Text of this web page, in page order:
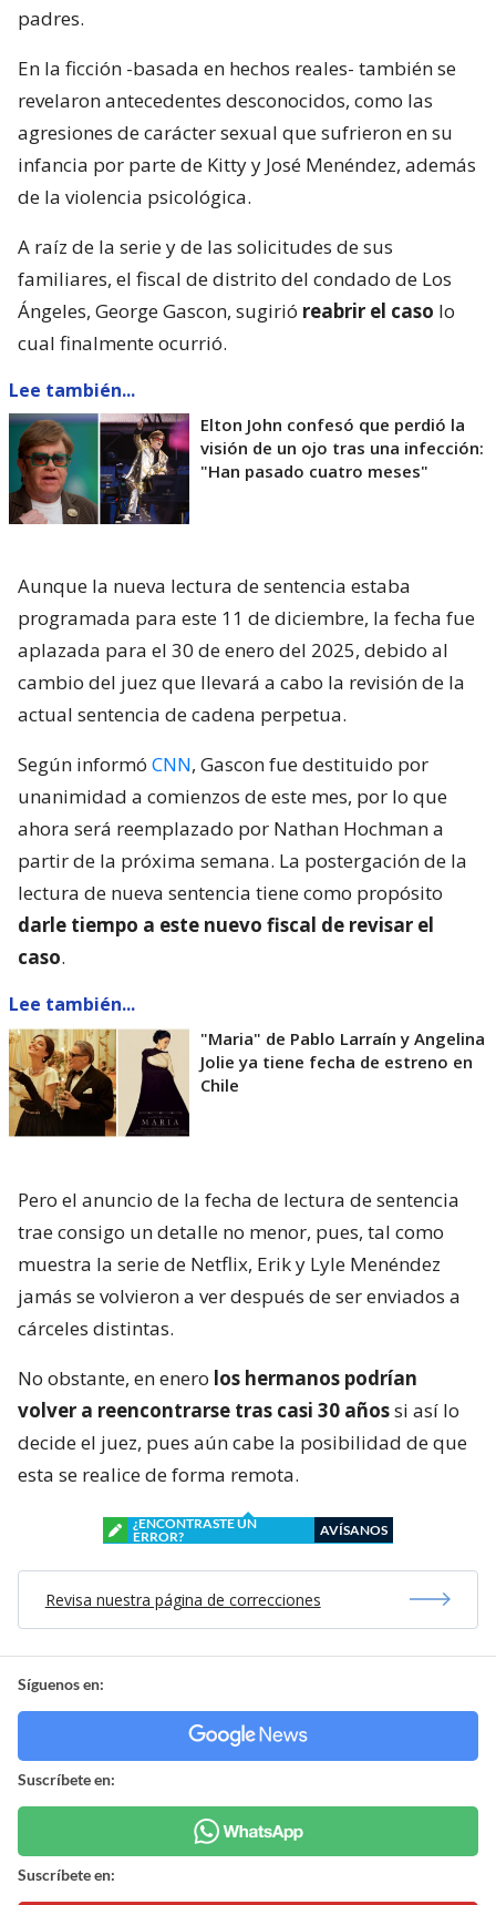
padres.
En la ficción -basada en hechos reales- también se
revelaron antecedentes desconocidos, como las
agresiones de carácter sexual que sufrieron en su
infancia por parte de Kitty y José Menéndez, además
de la violencia psicológica.
A raíz de la serie y de las solicitudes de sus
familiares, el fiscal de distrito del condado de Los
Ángeles, George Gascon, sugirió reabrir el caso lo
cual finalmente ocurrió.
Lee también...
Elton John confesó que perdió la
visión de un ojo tras una infección:
"Han pasado cuatro meses"
Aunque la nueva lectura de sentencia estaba
programada para este 11 de diciembre, la fecha fue
aplazada para el 30 de enero del 2025, debido al
cambio del juez que llevará a cabo la revisión de la
actual sentencia de cadena perpetua.
Según informó CNN, Gascon fue destituido por
unanimidad a comienzos de este mes, por lo que
ahora será reemplazado por Nathan Hochman a
partir de la próxima semana. La postergación de la
lectura de nueva sentencia tiene como propósito
darle tiempo a este nuevo fiscal de revisar el
caso.
Lee también...
"Maria" de Pablo Larraín y Angelina
Jolie ya tiene fecha de estreno en
Chile
Pero el anuncio de la fecha de lectura de sentencia
trae consigo un detalle no menor, pues, tal como
muestra la serie de Netflix, Erik y Lyle Menéndez
jamás se volvieron a ver después de ser enviados a
cárceles distintas.
No obstante, en enero los hermanos podrían
volver a reencontrarse tras casi 30 añossi así lo
decide el juez, pues aún cabe la posibilidad de que
esta se realice de forma remota.
¿ENCONTRASTE UN
ERROR?
AVÍSANOS
Revisa nuestra página de correcciones
Síguenos en:
Suscríbete en:
Suscríbete en: